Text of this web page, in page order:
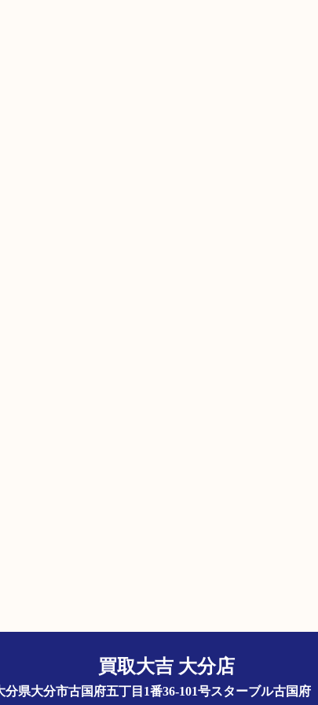
買取大吉 大分店
分県大分市古国府五丁目1番36-101号スターブル古国府